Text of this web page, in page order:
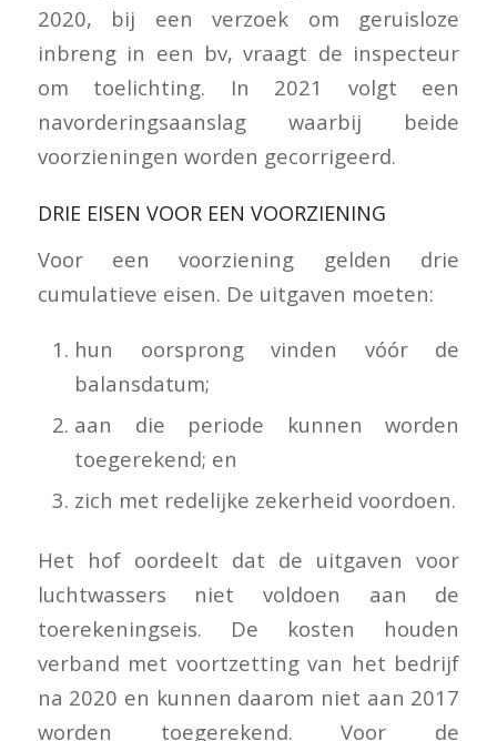
2020, bij een verzoek om geruisloze
inbreng in een bv, vraagt de inspecteur
om toelichting. In 2021 volgt een
navorderingsaanslag waarbij beide
voorzieningen worden gecorrigeerd.
DRIE EISEN VOOR EEN VOORZIENING
Voor een voorziening gelden drie
cumulatieve eisen. De uitgaven moeten:
hun oorsprong vinden vóór de
balansdatum;
aan die periode kunnen worden
toegerekend; en
zich met redelijke zekerheid voordoen.
Het hof oordeelt dat de uitgaven voor
luchtwassers niet voldoen aan de
toerekeningseis. De kosten houden
verband met voortzetting van het bedrijf
na 2020 en kunnen daarom niet aan 2017
worden toegerekend. Voor de